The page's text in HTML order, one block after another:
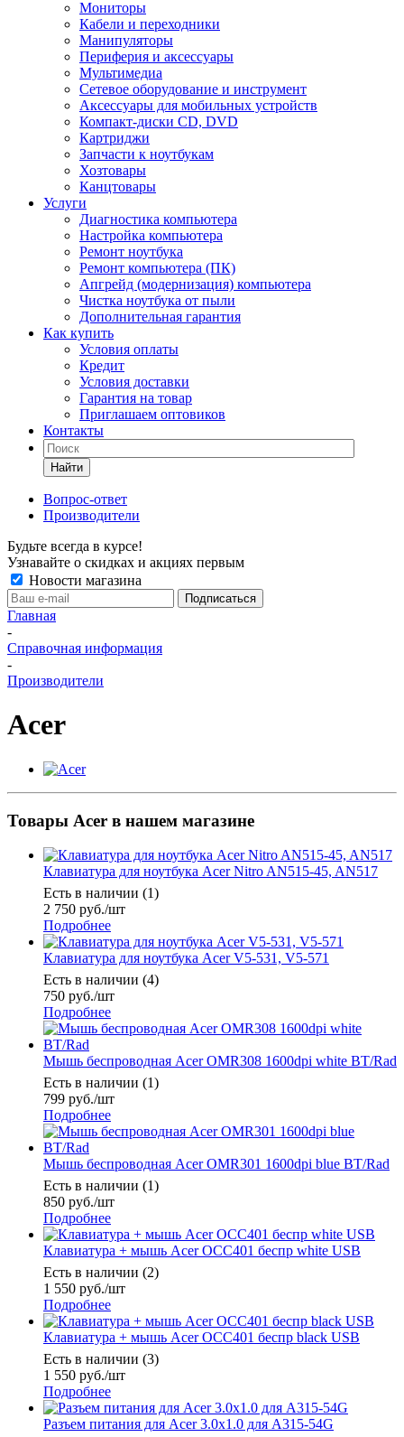
Мониторы
Кабели и переходники
Манипуляторы
Периферия и аксессуары
Мультимедиа
Сетевое оборудование и инструмент
Аксессуары для мобильных устройств
Компакт-диски CD, DVD
Картриджи
Запчасти к ноутбукам
Хозтовары
Канцтовары
Услуги
Диагностика компьютера
Настройка компьютера
Ремонт ноутбука
Ремонт компьютера (ПК)
Апгрейд (модернизация) компьютера
Чистка ноутбука от пыли
Дополнительная гарантия
Как купить
Условия оплаты
Кредит
Условия доставки
Гарантия на товар
Приглашаем оптовиков
Контакты
Найти
Вопрос-ответ
Производители
Будьте всегда в курсе!
Узнавайте о скидках и акциях первым
Новости магазина
Главная
-
Справочная информация
-
Производители
Acer
Товары Acer в нашем магазине
Клавиатура для ноутбука Acer Nitro AN515-45, AN517
Есть в наличии (1)
2 750 руб./шт
Подробнее
Клавиатура для ноутбука Acer V5-531, V5-571
Есть в наличии (4)
750 руб./шт
Подробнее
Мышь беспроводная Acer OMR308 1600dpi white BT/Rad
Есть в наличии (1)
799 руб./шт
Подробнее
Мышь беспроводная Acer OMR301 1600dpi blue BT/Rad
Есть в наличии (1)
850 руб./шт
Подробнее
Клавиатура + мышь Acer OCC401 беспр white USB
Есть в наличии (2)
1 550 руб./шт
Подробнее
Клавиатура + мышь Acer OCC401 беспр black USB
Есть в наличии (3)
1 550 руб./шт
Подробнее
Разъем питания для Acer 3.0x1.0 для A315-54G